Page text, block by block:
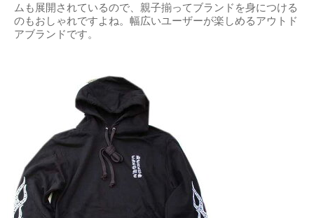
ムも展開されているので、親子揃ってブランドを身につける
のもおしゃれですよね。幅広いユーザーが楽しめるアウトド
アブランドです。